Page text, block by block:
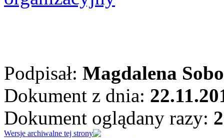
Podpisał: Magdalena
Dokument z dnia:
Dokument oglądany razy:
Wersje archiwalne tej strony